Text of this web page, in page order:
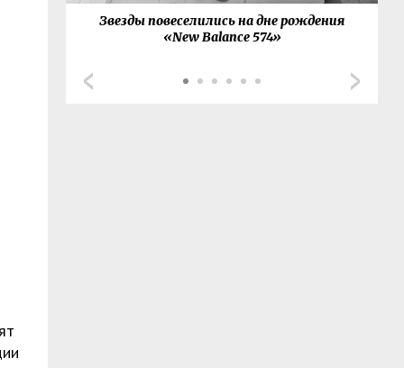
Звезды повеселились на дне рождения
«New Balance 574»